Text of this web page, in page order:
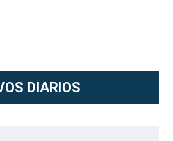
DIARIOS